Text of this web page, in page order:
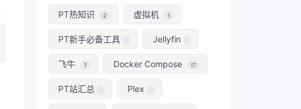
PT热知识 2 虚拟机 1
PT新手必备工具 Jellyfin
飞牛 7 Docker Compose 17
PT站汇总 Plex